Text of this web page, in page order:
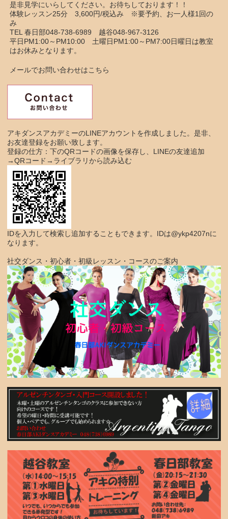
是非見学にいらしてください。お待ちしております！！
体験レッスン25分 3,600円/税込み ※要予約、お一人様1回の
み
TEL 春日部048-738-6989 越谷048-967-3126
平日PM1:00～PM10:00 土曜日PM1:00～PM7:00日曜日は教室
はお休みとなります。
メールでお問い合わせはこちら
アキダンスアカデミーのLINEアカウントを作成しました。是非、
お友達登録をお願い致します。
登録の仕方：下のQRコードの画像を保存し、LINEの友達追加
→QRコード→ライブラリから読み込む
IDを入力して検索し追加することもできます。IDは@ykp4207nに
なります。
社交ダンス・初心者・初級レッスン・コースのご案内